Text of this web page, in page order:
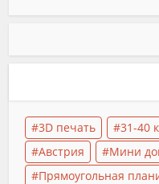
3D печать 31-40
Австрия
Мини
Прямоугольная